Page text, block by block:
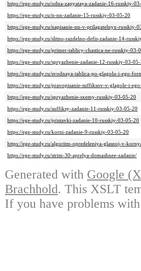
https://ege-study.ru/odna-zapyataya-zadanie-16-russkiy-
https://ege-study.ru/n-nn-zadanie-15-russkiy-03-05-20
https://ege-study.ru/napisanie-nn-v-prilagatelnyx-russkiy-
https://ege-study.ru/slitno-razdelno-defis-zadanie-14-
https://ege-study.ru/primer-tablicy-chastica-ne-russkiy-03-
https://ege-study.ru/spryazhenie-zadanie-12-russkiy-03-
https://ege-study.ru/svodnaya-tablica-po-glagolu-i-ego-
https://ege-study.ru/pravopisanie-suffiksov-v-glagole-i-
https://ege-study.ru/spryazhenie-sxemy-russkiy-03-05-20
https://ege-study.ru/suffiksy-zadanie-11-russkiy-03-05-20
https://ege-study.ru/pristavki-zadanie-10-russkiy-03-05-20
https://ege-study.ru/korni-zadanie-9-russkiy-03-05-20
https://ege-study.ru/algoritm-opredeleniya-glasnoj-v-
https://ege-study.ru/strim-30-aprelya-domashnee-zadanie/
Generated with Google
Brachhold. This XSLT
If you have problems